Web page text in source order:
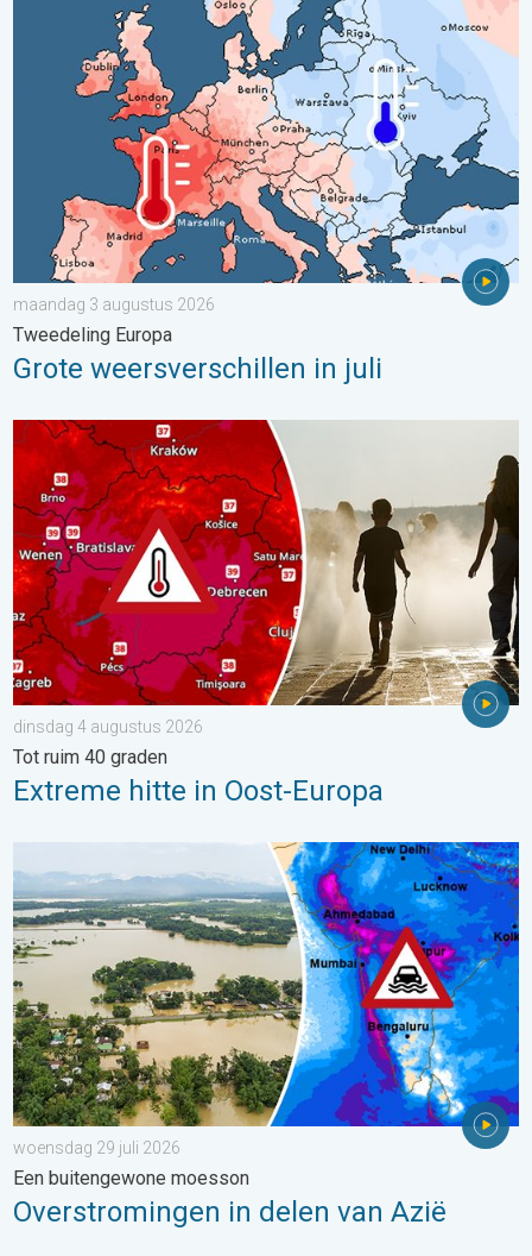
Grote weersverschillen in juli. Tweedeling Europa. . .
maandag 3 augustus 2026
Tweedeling Europa
Grote weersverschillen in juli
Extreme hitte in Oost-Europa. Tot ruim 40 graden. . . dinsdag
dinsdag 4 augustus 2026
Tot ruim 40 graden
Extreme hitte in Oost-Europa
Overstromingen in delen van Azië. Een buitengewone
woensdag 29 juli 2026
Een buitengewone moesson
Overstromingen in delen van Azië